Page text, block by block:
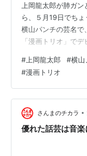
上岡龍太郎が肺ガ
ら、５月19日でち
横山パンチの芸名で
「漫画トリオ」で
した。 その後のテ
ないが、そんな上岡
40周年となる58歳
ると発表したのだ
初、在阪芸能マスコ
界進出を狙うのでは
# 上岡龍太郎 #横山
#漫画トリオ
さんまのチカラ •
優れた話芸は音